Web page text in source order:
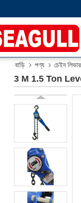
বাড়ি পণ্য চেইন
3 M 1.5 Ton